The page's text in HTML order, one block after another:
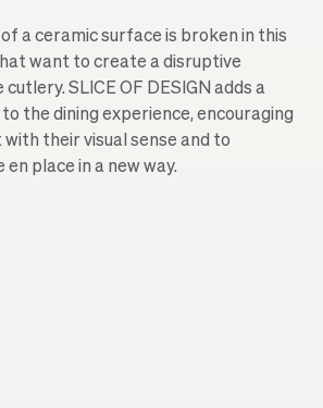
of a ceramic surface is broken in this
want to create a disruptive
SLICE OF DESIGN adds a
the dining experience, encouraging
their visual sense and to
place in a new way.